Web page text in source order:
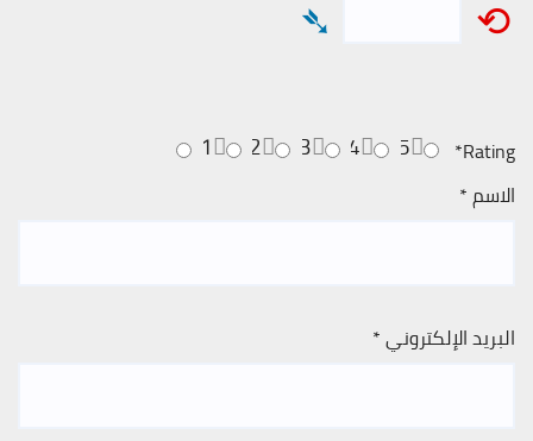
⟲
➴
Rating
*
5
4
3
2
1
الاسم*
البريد الإلكتروني*